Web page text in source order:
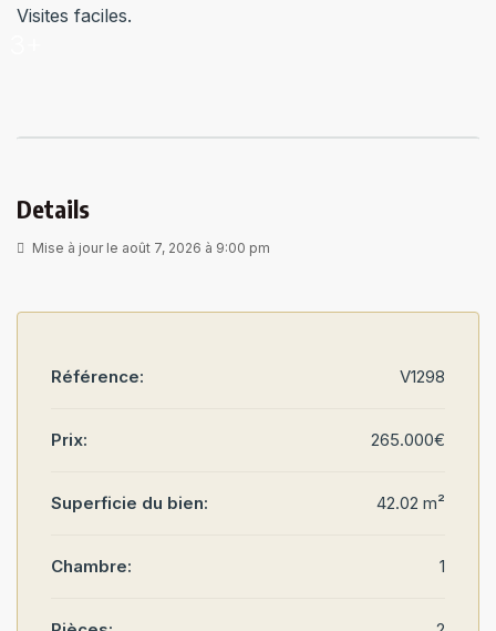
Visites faciles.
Details
Mise à jour le août 7, 2026 à 9:00 pm
Référence: V1298
Prix: 265.000€
Superficie du bien: 42.02 m²
Chambre: 1